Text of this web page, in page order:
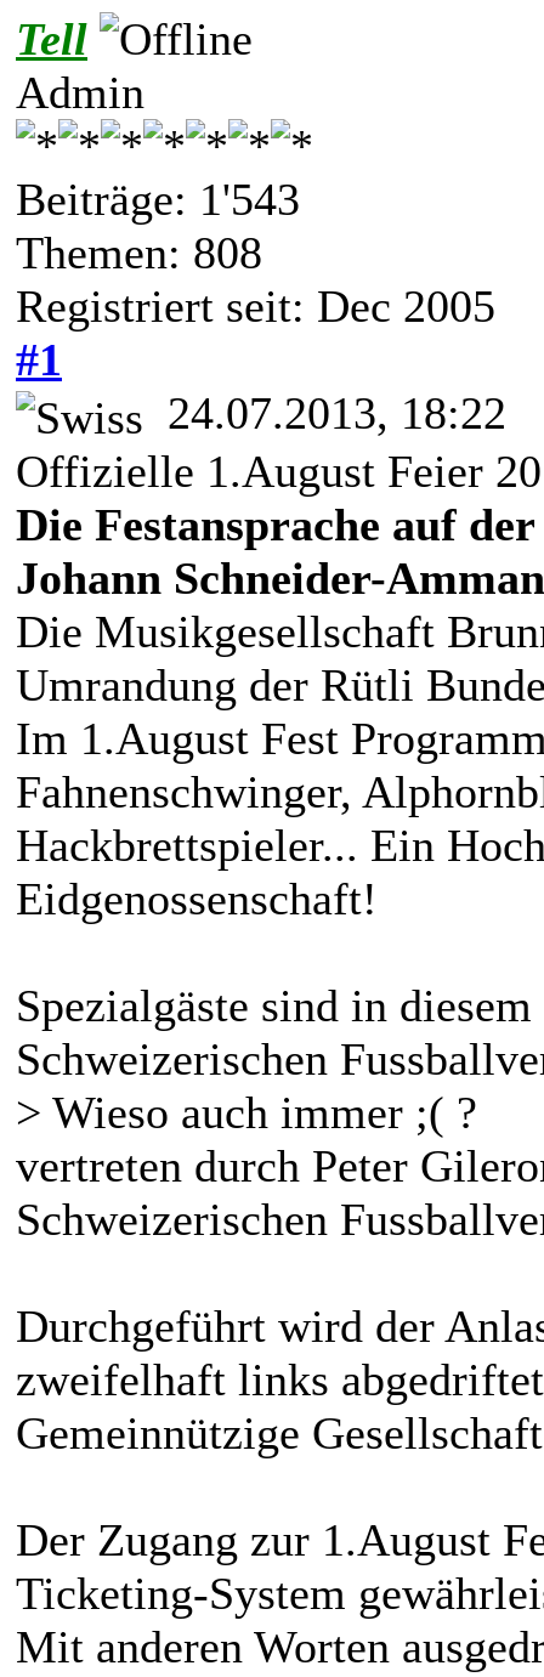
Tell
Admin
Beiträge: 1'543
Themen: 808
Registriert seit: Dec 2005
#1
24.07.2013, 18:22
Offizielle 1.August Feier
Die Festansprache auf
Johann Schneider-
Die Musikgesellschaft
Umrandung der Rütli
Im 1.August Fest
Fahnenschwinger,
Hackbrettspieler... Ein
Eidgenossenschaft!
Spezialgäste sind in
Schweizerischen
> Wieso auch immer ;( ?
vertreten durch Peter
Schweizerischen
Durchgeführt wird der
zweifelhaft links
Gemeinnützige
Der Zugang zur 1.August
Ticketing-System
Mit anderen Worten